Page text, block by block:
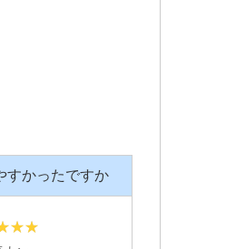
すかったですか